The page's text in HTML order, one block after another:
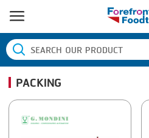
หน้าแรก
ประเภทสินค้า
BANDING
BLANCHING
ยี่ห้อสินค้า
BANDALL
PACKING